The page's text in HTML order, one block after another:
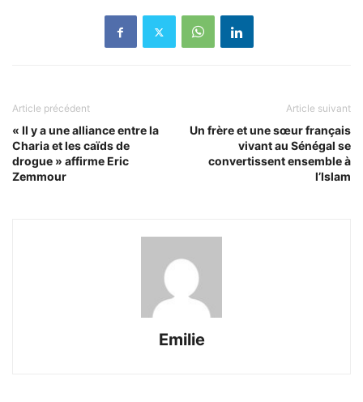
Article précédent
« Il y a une alliance entre la
Charia et les caïds de
drogue » affirme Eric
Zemmour
Article suivant
Un frère et une sœur français
vivant au Sénégal se
convertissent ensemble à
l’Islam
Emilie